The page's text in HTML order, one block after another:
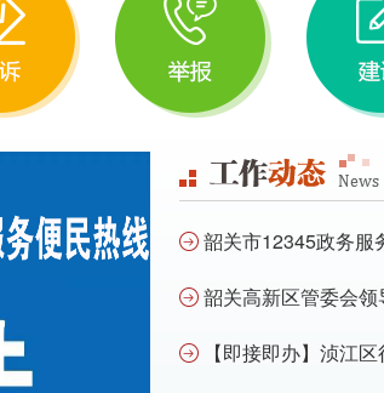
韶关市12345政务服
韶关高新区管委会